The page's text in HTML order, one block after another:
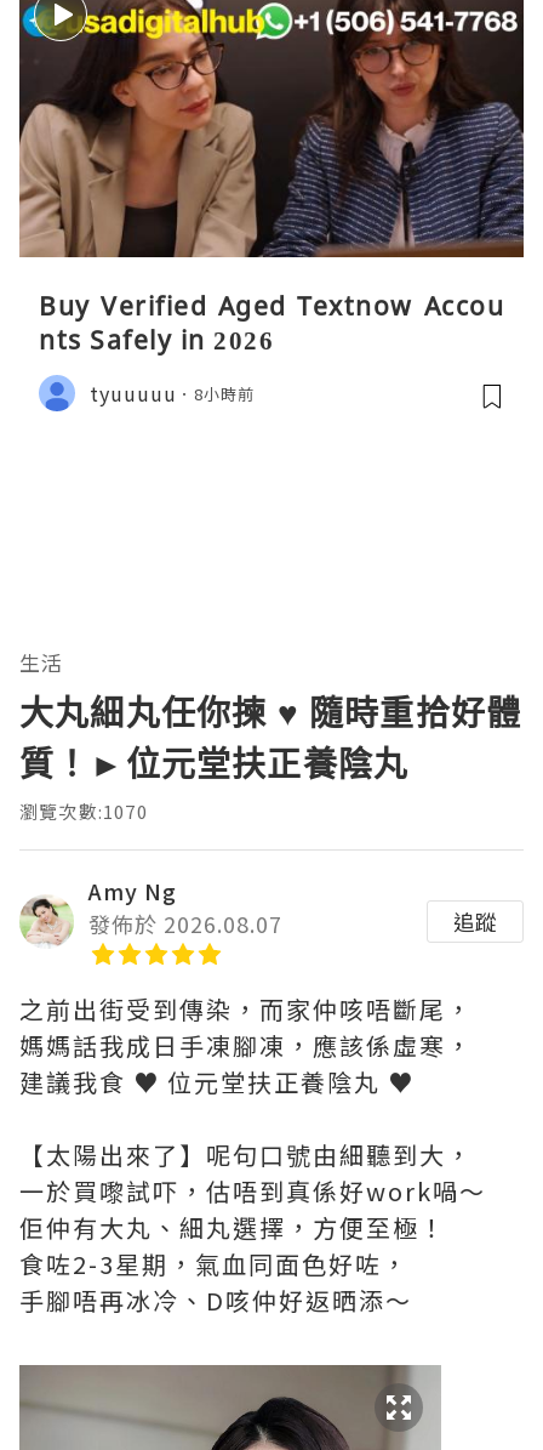
Buy Verified Aged Textnow Accou
nts Safely in 2026
tyuuuuu 8小時前
生活
大丸細丸任你揀 ♥ 隨時重拾好體
質！►位元堂扶正養陰丸
瀏覽次數:1070
Amy Ng
發佈於 2026.08.07
追蹤
之前出街受到傳染，而家仲咳唔斷尾，
媽媽話我成日手凍腳凍，應該係虛寒，
建議我食 ♥ 位元堂扶正養陰丸 ♥
【太陽出來了】呢句口號由細聽到大，
一於買嚟試吓，估唔到真係好work喎～
佢仲有大丸、細丸選擇，方便至極！
食咗2-3星期，氣血同面色好咗，
手腳唔再冰冷、D咳仲好返晒添～